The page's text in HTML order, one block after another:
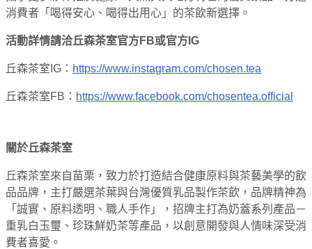
消費者「喝得安心、喝得出用心」的茶飲新選擇。
活動詳情請洽丘森茶室官方FB或官方IG
丘森茶室IG： https://www.instagram.com/chosen.tea
丘森茶室FB： https://www.facebook.com/chosentea.official
關於丘森茶室
丘森茶室來自苗栗，致力於打造結合健康原料與茶藝美學的飲
品品牌，主打嚴選茶葉與台灣優質乳品製作茶飲，品牌精神為
「誠實、原料透明、職人手作」，招牌主打為奶蓋系列產品－
重乳白玉璽、珍珠鮮奶茶等產品，以創意開發與人情味深受消
費者喜愛。